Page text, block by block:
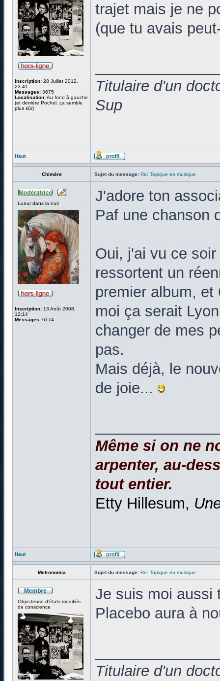
Inscription: 28 Juillet 2012,
23:41
Messages: 3675
Localisation:Au fond à gauche
(et derrière Pochel, ça semble
plus sûr)
trajet mais je ne
(que tu avais
Titulaire d'un
Sup
Haut
Chimère Sujet du message: Re: Topique en musique
Lueur dans la nuit
Inscription: 13 Août 2008,
12:14
Messages: 6174
J'adore ton
Paf une chanson
Oui, j'ai vu ce
ressortent un
premier album,
moi ça serait
changer de mes
pas.
Mais déjà, le
de joie...
Même si on ne
arpenter, au-
tout entier.
Etty Hillesum,
Haut
Metronomia Sujet du message: Re: Topique en musique
Objecteuse d'états modifiés
de conscience
Je suis moi aussi
Placebo aura à
Titulaire d'un